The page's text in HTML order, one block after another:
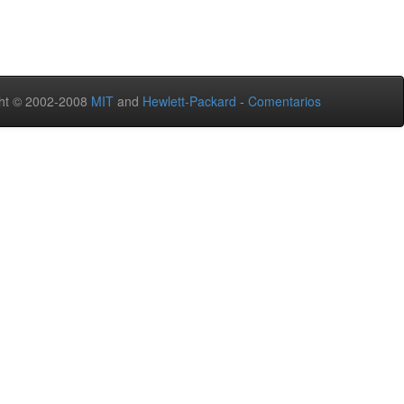
© 2002-2008 MIT and Hewlett-Packard - Comentarios